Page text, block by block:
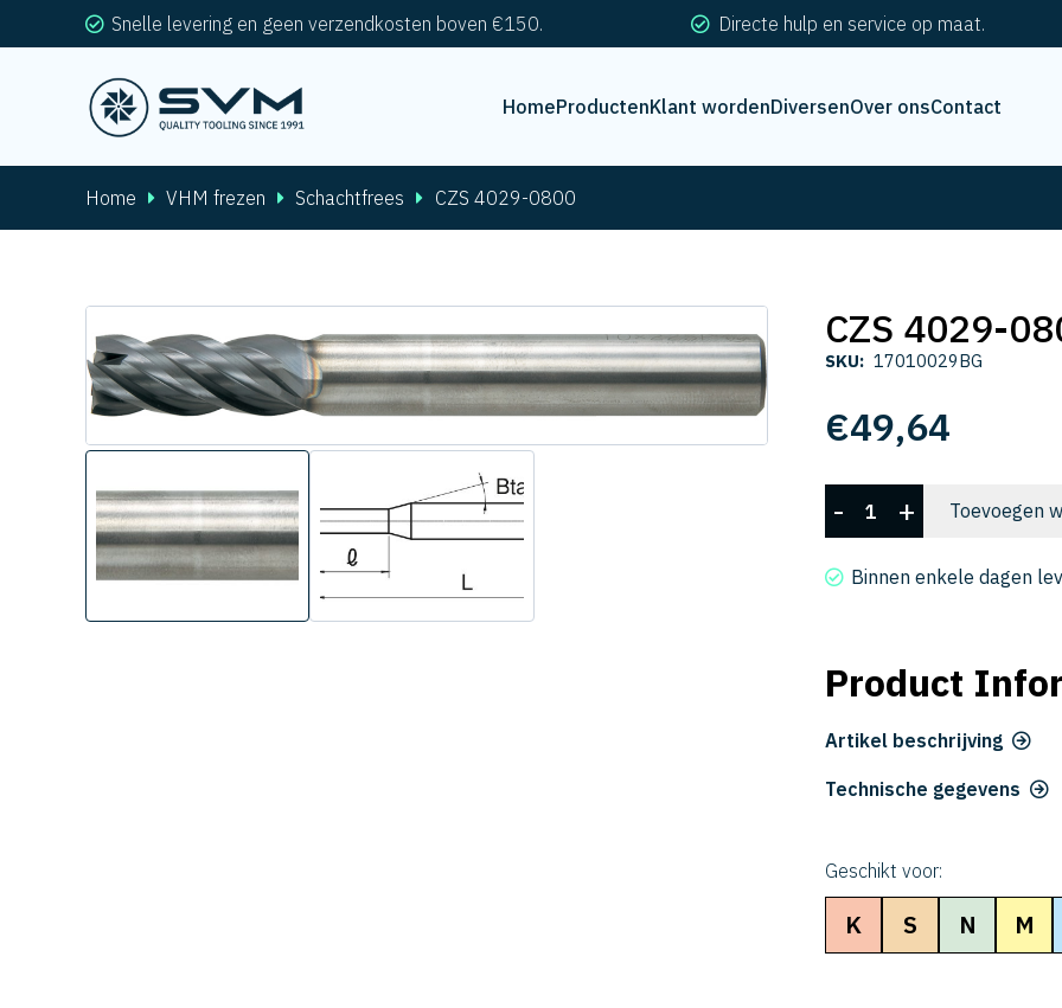
Snelle levering en geen verzendkosten boven €150. Directe hulp en service op maat.
HomeProductenKlant wordenDiversenOver onsContact
Home VHM frezen Schachtfrees CZS 4029-0800
CZS 4029-
SKU: 17010029BG
€49,64
4029-
0800
- + Toevoegen
Binnen enkele dagen
Product
Artikel beschrijving
Technische gegevens
Geschikt voor:
K S N M